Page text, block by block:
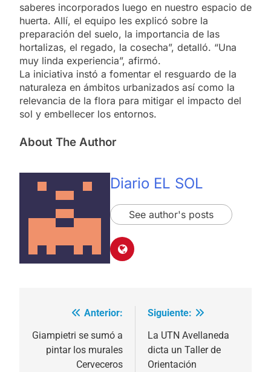
saberes incorporados luego en nuestro espacio de
huerta. Allí, el equipo les explicó sobre la
preparación del suelo, la importancia de las
hortalizas, el regado, la cosecha”, detalló. “Una
muy linda experiencia”, afirmó.
La iniciativa instó a fomentar el resguardo de la
naturaleza en ámbitos urbanizados así como la
relevancia de la flora para mitigar el impacto del
sol y embellecer los entornos.
About The Author
Diario EL SOL
See author's posts
Navegación
de
entradas
Anterior:
Giampietri se sumó a
pintar los murales
Cerveceros
Siguiente:
La UTN Avellaneda
dicta un Taller de
Orientación